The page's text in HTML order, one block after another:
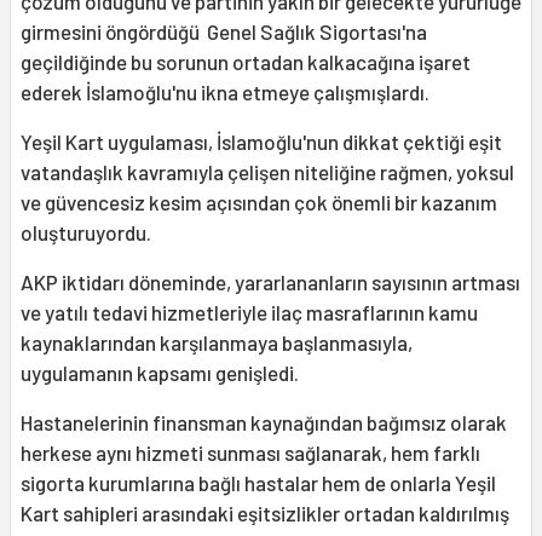
girmesini öngördüğü Genel Sağlık Sigortası'na
geçildiğinde bu sorunun ortadan kalkacağına işaret
ederek İslamoğlu'nu ikna etmeye çalışmışlardı.
Yeşil Kart uygulaması, İslamoğlu'nun dikkat çektiği eşit
vatandaşlık kavramıyla çelişen niteliğine rağmen, yoksul
ve güvencesiz kesim açısından çok önemli bir kazanım
oluşturuyordu.
AKP iktidarı döneminde, yararlananların sayısının artması
ve yatılı tedavi hizmetleriyle ilaç masraflarının kamu
kaynaklarından karşılanmaya başlanmasıyla,
uygulamanın kapsamı genişledi.
Hastanelerinin finansman kaynağından bağımsız olarak
herkese aynı hizmeti sunması sağlanarak, hem farklı
sigorta kurumlarına bağlı hastalar hem de onlarla Yeşil
Kart sahipleri arasındaki eşitsizlikler ortadan kaldırılmış